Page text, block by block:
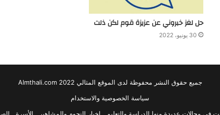
حل لغز خبروني عن عزيزة قوم لكن ذلت
30 يونيو، 2022
جميع حقوق النشر محفوظة لدى الموقع المثالي 2022 Almthali.com
سياسة الخصوصية والاستخدام